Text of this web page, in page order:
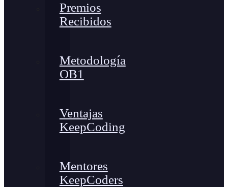
Premios
Recibidos
Metodología
OB1
Ventajas
KeepCoding
Mentores
KeepCoders